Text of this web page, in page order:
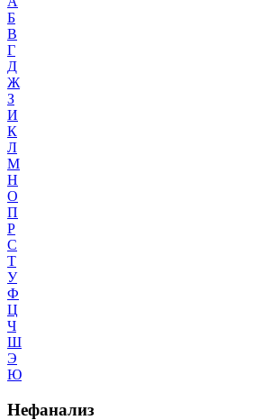
Б
В
Г
Д
Ж
З
И
К
Л
М
Н
О
П
Р
С
Т
У
Ф
Ц
Ч
Ш
Э
Ю
Нефанализ